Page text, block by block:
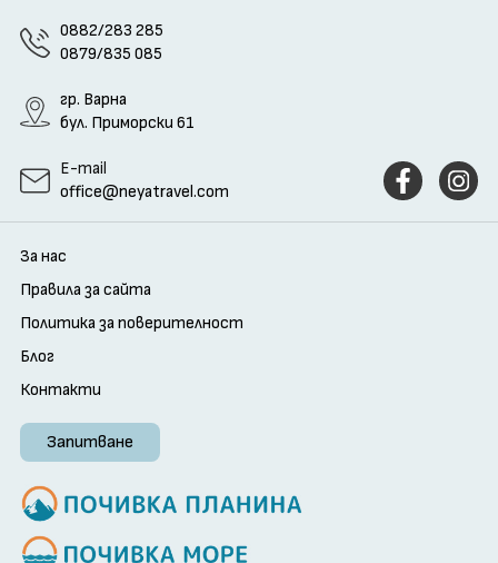
0882/283 285
0879/835 085
гр. Варна
бул. Приморски 61
E-mail
office@neyatravel.com
За нас
Правила за сайта
Политика за поверителност
Блог
Контакти
Запитване